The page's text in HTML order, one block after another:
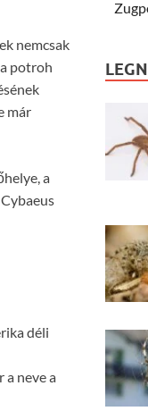
nemcsak
potroh
már
a
déli
a neve a